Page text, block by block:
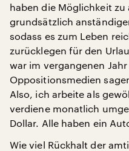
haben die Möglichkeit zu
grundsätzlich
sodass es zum Leben
zurücklegen für den
war im vergangenen
Oppositionsmedien
Also, ich arbeite als
verdiene monatlich
Dollar. Alle haben ein
Wie viel Rückhalt der